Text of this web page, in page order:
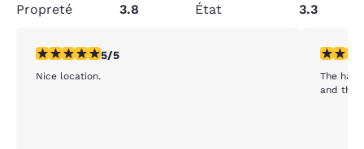
Propreté
3.8 État 3.3
5 étoiles. Exceptionnel. 1 commentaire
5/5
Nice location.
5
The
and the